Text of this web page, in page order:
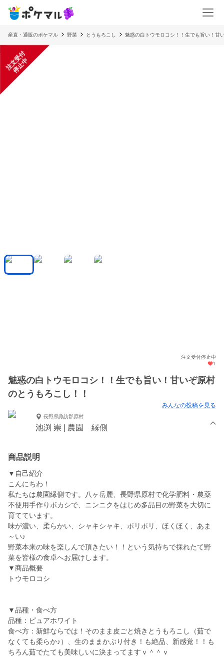
産直・通販のポケマル 野菜 とうもろこし 魅惑の白トウモロコシ！！生でも旨い！甘
注
文
受
付
停
止
中
注文受付停止中
1
魅惑の白トウモロコシ！！生でも旨い！甘いぞ原村
のとうもろこし！！
みんなの投稿を見る
長野県諏訪郡原村
池渕 崇 | 農園 縁側
商品説明
▼自己紹介
こんにちわ！
私たちは農園縁側です。八ヶ岳麓、長野県原村で化学肥料・農薬
不使用手作りボカシで、ニンニクをはじめ多品目の野菜を大切に
育てています。
味が濃い、柔らかい、シャキシャキ、ポリポリ、ほくほく、あま
～い♪
野菜本来の味を楽しんで頂きたい！！という気持ちで採れたて野
菜を皆様の食卓へお届けします。
▼商品概要
トウモロコシ
▼品種・食べ方
品種：ピュアホワイト
食べ方：新鮮ならでは！そのまま皮ごと焼きとうもろこし（茹で
なくても柔らか♪）、生のままかぶり付き！も絶品、新感覚！！も
ちろん茹でたても美味しいに決まってますｖ＾＾ｖ